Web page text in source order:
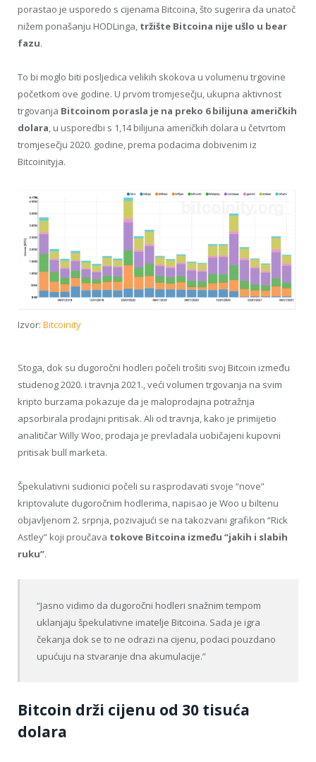
porastao je usporedo s cijenama Bitcoina, što sugerira da unatoč
nižem ponašanju HODLinga, tržište Bitcoina nije ušlo u bear
fazu.
To bi moglo biti posljedica velikih skokova u volumenu trgovine
početkom ove godine. U prvom tromjesečju, ukupna aktivnost
trgovanja Bitcoinom porasla je na preko 6 bilijuna američkih
dolara, u usporedbi s 1,14 bilijuna američkih dolara u četvrtom
tromjesečju 2020. godine, prema podacima dobivenim iz
Bitcoinityja.
Izvor: Bitcoinity
Stoga, dok su dugoročni hodleri počeli trošiti svoj Bitcoin između
studenog 2020. i travnja 2021., veći volumen trgovanja na svim
kripto burzama pokazuje da je maloprodajna potražnja
apsorbirala prodajni pritisak. Ali od travnja, kako je primijetio
analitičar Willy Woo, prodaja je prevladala uobičajeni kupovni
pritisak bull marketa.
Špekulativni sudionici počeli su rasprodavati svoje “nove”
kriptovalute dugoročnim hodlerima, napisao je Woo u biltenu
objavljenom 2. srpnja, pozivajući se na takozvani grafikon “Rick
Astley” koji proučava tokove Bitcoina između “jakih i slabih
ruku”.
“Jasno vidimo da dugoročni hodleri snažnim tempom
uklanjaju špekulativne imatelje Bitcoina. Sada je igra
čekanja dok se to ne odrazi na cijenu, podaci pouzdano
upućuju na stvaranje dna akumulacije.”
Bitcoin drži cijenu od 30 tisuća
dolara